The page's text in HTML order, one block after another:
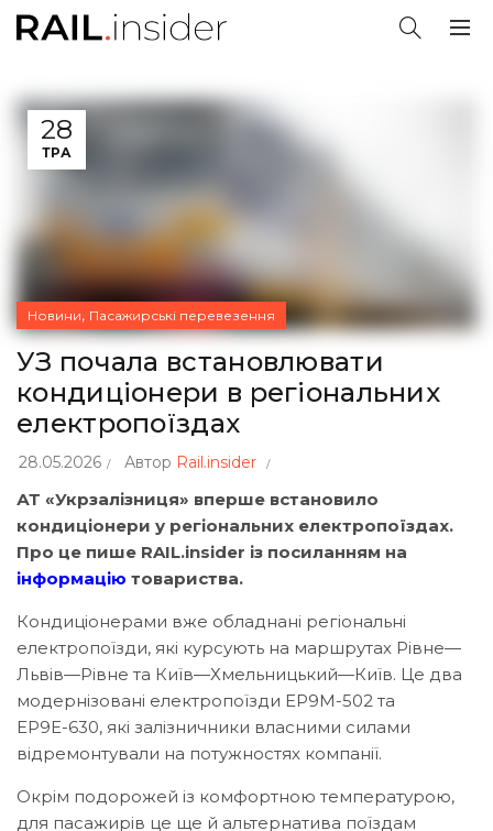
28
ТРА
Новини, Пасажирські перевезення
УЗ почала встановлювати
кондиціонери в регіональних
електропоїздах
28.05.2026 Автор Rail.insider
АТ «Укрзалізниця» вперше встановило
кондиціонери у регіональних електропоїздах.
Про це пише RAIL.insider із посиланням на
інформацію товариства.
Кондиціонерами вже обладнані регіональні
електропоїзди, які курсують на маршрутах Рівне—
Львів—Рівне та Київ—Хмельницький—Київ. Це два
модернізовані електропоїзди ЕР9М-502 та
ЕР9Е-630, які залізничники власними силами
відремонтували на потужностях компанії.
Окрім подорожей із комфортною температурою,
для пасажирів це ще й альтернатива поїздам